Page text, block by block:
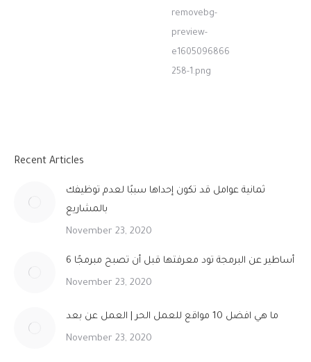
Recent Articles
ثمانية عوامل قد تكون إحداها سببًا لعدم توظيفك
بالمشاريع
November 23, 2020
6 أساطير عن البرمجة تود معرفتها قبل أن تصبح مبرمجًا
November 23, 2020
ما هي افضل 10 مواقع للعمل الحر | العمل عن بعد
November 23, 2020